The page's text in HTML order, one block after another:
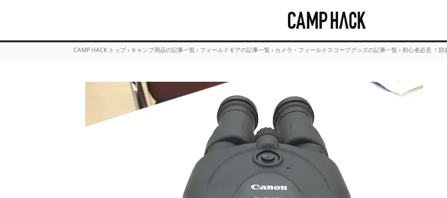
CAMP HACK トップ › キャンプ用品の記事一覧 › フィールドギアの記事一覧 › カメラ・フィールドスコープグッズの記事一覧 › 初心者必見 ！防